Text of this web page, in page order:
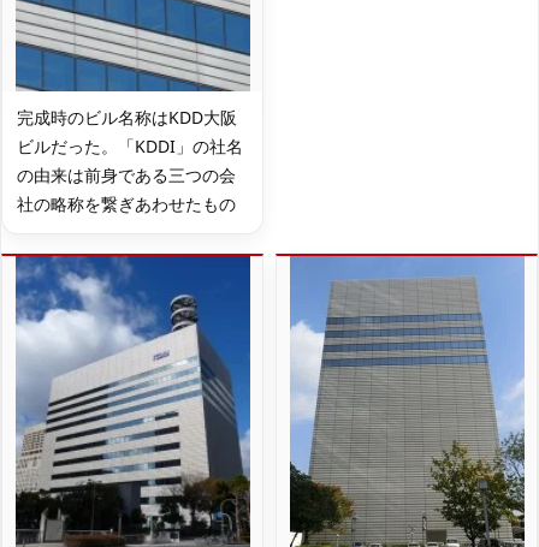
完成時のビル名称はKDD大阪
ビルだった。「KDDI」の社名
の由来は前身である三つの会
社の略称を繋ぎあわせたもの